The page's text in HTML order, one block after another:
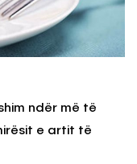
ndër më të
e artit të